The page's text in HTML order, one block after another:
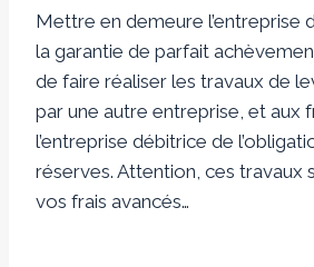
Mettre en demeure l’entreprise
la garantie de parfait
de faire réaliser les travaux de
par une autre entreprise, et aux
l’entreprise débitrice de
réserves. Attention, ces travaux
vos frais avancés…